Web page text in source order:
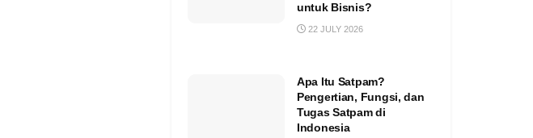
untuk Bisnis?
22 JULY 2026
Apa Itu Satpam?
Pengertian, Fungsi, dan
Tugas Satpam di
Indonesia